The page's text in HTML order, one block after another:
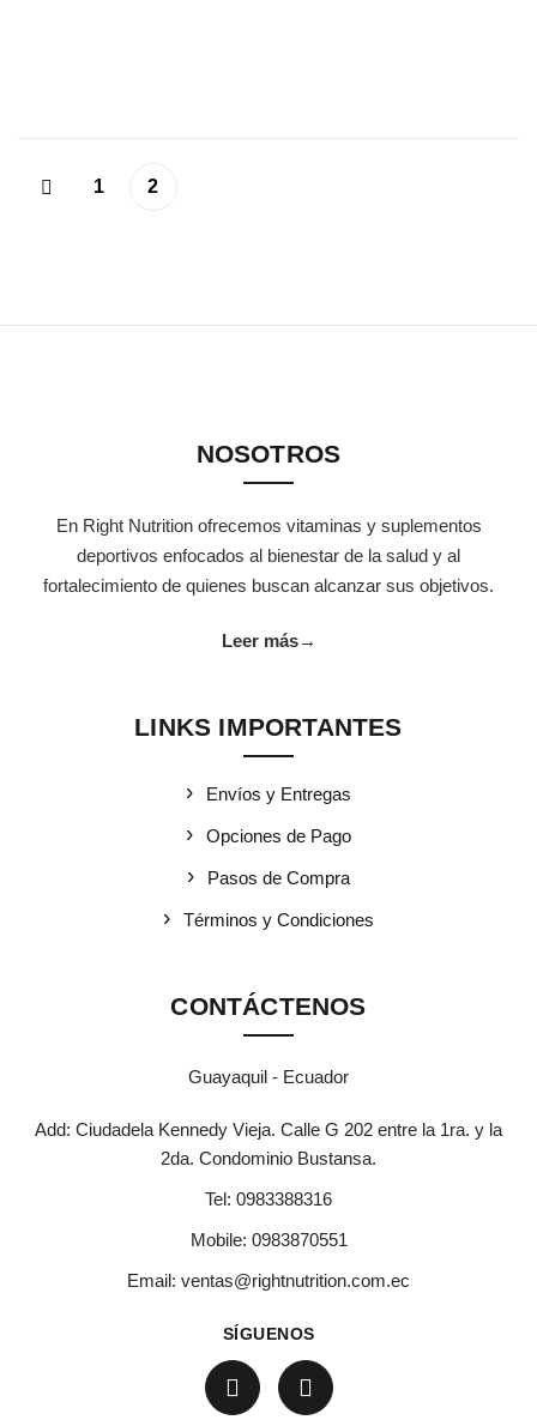
1 2
NOSOTROS
En Right Nutrition ofrecemos vitaminas y suplementos
deportivos enfocados al bienestar de la salud y al
fortalecimiento de quienes buscan alcanzar sus objetivos.
Leer más→
LINKS IMPORTANTES
Envíos y Entregas
Opciones de Pago
Pasos de Compra
Términos y Condiciones
CONTÁCTENOS
Guayaquil - Ecuador
Add: Ciudadela Kennedy Vieja. Calle G 202 entre la 1ra. y la
2da. Condominio Bustansa.
Tel: 0983388316
Mobile: 0983870551
Email: ventas@rightnutrition.com.ec
SÍGUENOS